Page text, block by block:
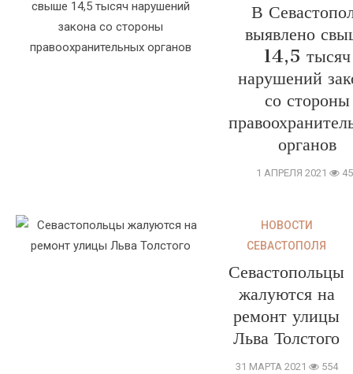
В
выявлено
14,5 тысяч
нарушений
со стороны
органов
1 АПРЕЛЯ 2021
НОВОСТИ
СЕВАСТОПОЛЯ
Севастопольцы
жалуются на
ремонт улицы
Льва Толстого
31 МАРТА 2021 554